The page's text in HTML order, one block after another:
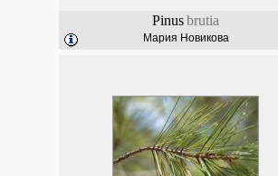
Pinusbrutia
Мария Новикова